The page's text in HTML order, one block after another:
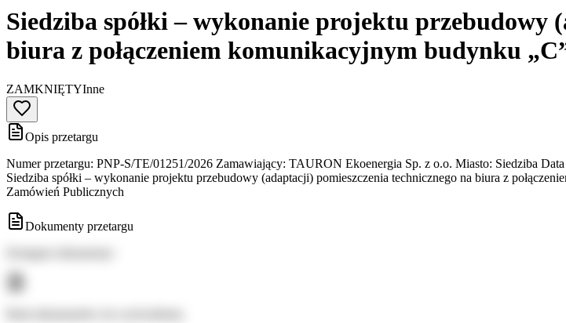
Siedziba spółki – wykonanie projektu przebudowy
biura z połączeniem komunikacyjnym budynku
ZAMKNIĘTYInne
Opis przetargu
Numer przetargu: PNP-S/TE/01251/2026 Zamawiający: TAURON Ekoenergia Sp. z o.o. Miasto: Siedziba
Siedziba spółki – wykonanie projektu przebudowy (adaptacji) pomieszczenia technicznego na biura z
Zamówień Publicznych
Dokumenty przetargu